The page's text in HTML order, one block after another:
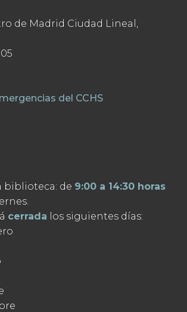
de Madrid Ciudad Lineal,
del CCHS
biblioteca: de 9:00 a 14:30 horas
cerrada los siguientes días: